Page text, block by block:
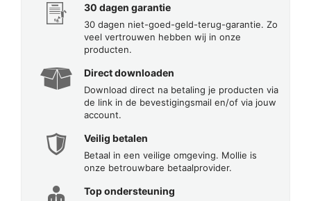
30 dagen garantie
30 dagen niet-goed-geld-terug-garantie. Zo
veel vertrouwen hebben wij in onze
producten.
Direct downloaden
Download direct na betaling je producten via
de link in de bevestigingsmail en/of via jouw
account.
Veilig betalen
Betaal in een veilige omgeving. Mollie is
onze betrouwbare betaalprovider.
Top ondersteuning